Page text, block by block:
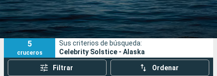
Fecha de salida
Puertos Compañías
Buscar
5
cruceros
Sus criterios de búsqueda:
Celebrity Solstice - Alaska
Filtrar Ordenar